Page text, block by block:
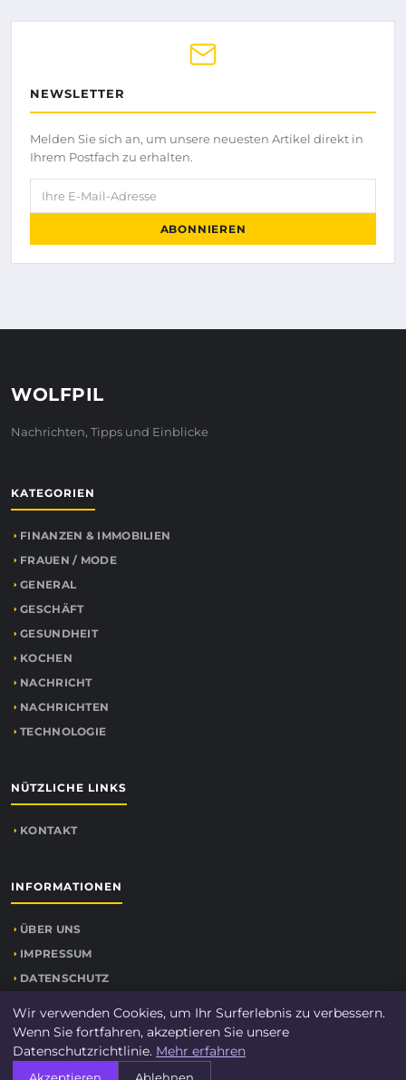
NEWSLETTER
Melden Sie sich an, um unsere neuesten Artikel direkt in
Ihrem Postfach zu erhalten.
Ihre E-Mail-Adresse
ABONNIEREN
WOLFPIL
Nachrichten, Tipps und Einblicke
KATEGORIEN
FINANZEN & IMMOBILIEN
FRAUEN / MODE
GENERAL
GESCHÄFT
GESUNDHEIT
KOCHEN
NACHRICHT
NACHRICHTEN
TECHNOLOGIE
NÜTZLICHE LINKS
KONTAKT
INFORMATIONEN
ÜBER UNS
IMPRESSUM
DATENSCHUTZ
Wir verwenden Cookies, um Ihr Surferlebnis zu verbessern.
Wenn Sie fortfahren, akzeptieren Sie unsere
Datenschutzrichtlinie. Mehr erfahren